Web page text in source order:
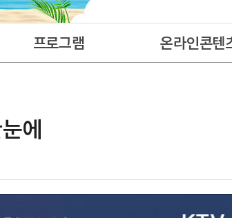
프로그램 온라인콘텐
에